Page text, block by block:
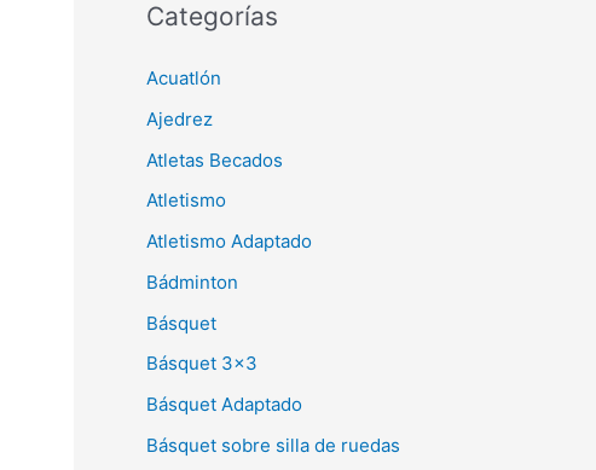
Categorías
Acuatlón
Ajedrez
Atletas Becados
Atletismo
Atletismo Adaptado
Bádminton
Básquet
Básquet 3×3
Básquet Adaptado
Básquet sobre silla de ruedas